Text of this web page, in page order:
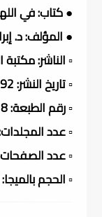
● كتاب: في
● المؤلف: د.
▫️ الناشر: مكتبة
▫️ تاريخ النشر: 1992م
▫️ رقم الطبعة: 8
▫️ عدد المجلدات:
▫️ عدد الصفحات:
▫️ الحجم بالميجا: 6.58